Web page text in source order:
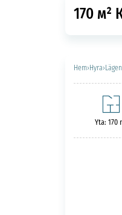
170 м²
Hem›Hyra›
Yta: 170